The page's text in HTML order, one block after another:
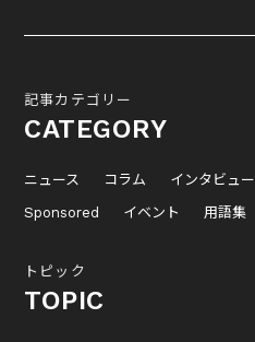
記事カテゴリー
CATEGORY
ニュース コラム インタビュー
Sponsored
イベント 用語集
トピック
TOPIC